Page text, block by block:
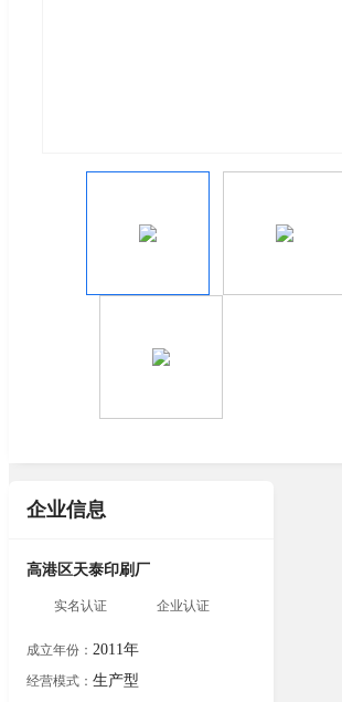
企业信息
高港区天泰印刷厂
实名认证 企业认证
成立年份： 2011年
经营模式： 生产型